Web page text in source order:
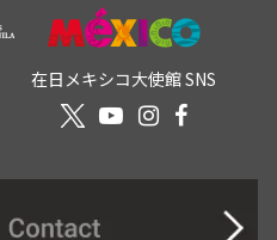
在日メキシコ大使館 SNS